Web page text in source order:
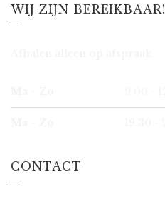
WIJ ZIJN BEREIKBAAR!
CONTACT